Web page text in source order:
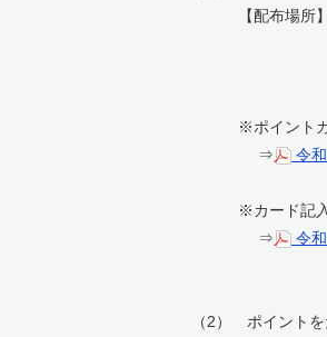
【配布場所】市
市役所保険
とるっと
※ポイントカー
⇒
令
※カード記入
⇒
令
（2） ポイントを